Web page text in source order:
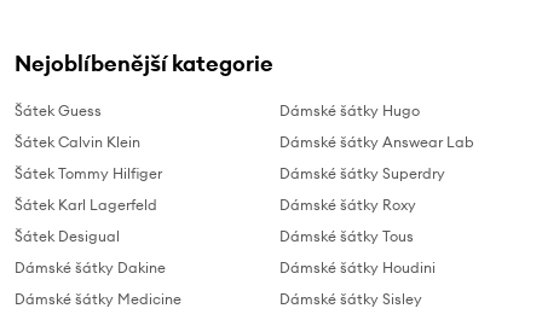
Nejoblíbenější kategorie
Šátek Guess
Šátek Calvin Klein
Šátek Tommy Hilfiger
Šátek Karl Lagerfeld
Šátek Desigual
Dámské šátky Dakine
Dámské šátky Medicine
Dámské šátky Hugo
Dámské šátky Answear Lab
Dámské šátky Superdry
Dámské šátky Roxy
Dámské šátky Tous
Dámské šátky Houdini
Dámské šátky Sisley